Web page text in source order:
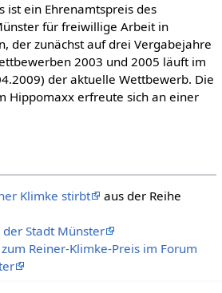
ist ein Ehrenamtspreis des
für freiwillige Arbeit in
der zunächst auf drei Vergabejahre
2003 und 2005 läuft im
der aktuelle Wettbewerb. Die
Hippomaxx erfreute sich an einer
Klimke stirbt
aus der Reihe
Stadt Münster
Reiner-Klimke-Preis im Forum